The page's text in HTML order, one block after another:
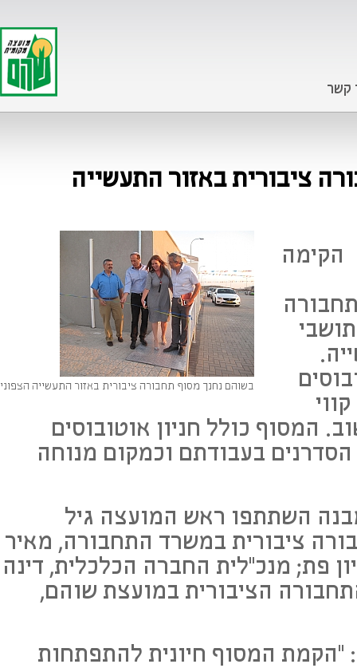
קשר
ציבורית באזור התעשייה
בשוהם נחנך מסוף תחבורה ציבורית באזור התעשייה הצפוני
הקימה
המסוף כולל חניון אוטובוסים
בעבודתם וכמקום מנוחה
השתתפו ראש המועצה גיל
ציבורית במשרד התחבורה, מאיר
פת; מנכ"לית החברה הכלכלית, דינה
הציבורית במועצת שוהם,
"הקמת המסוף חיונית להתפתחות